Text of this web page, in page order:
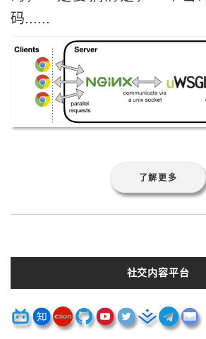
码......
了解更多
社交内容平台